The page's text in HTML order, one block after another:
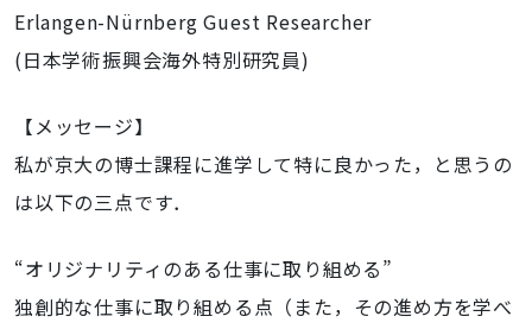
Erlangen-Nürnberg Guest Researcher
(日本学術振興会海外特別研究員)
【メッセージ】
私が京大の博士課程に進学して特に良かった，と思うの
は以下の三点です．
“オリジナリティのある仕事に取り組める”
独創的な仕事に取り組める点（また，その進め方を学べ